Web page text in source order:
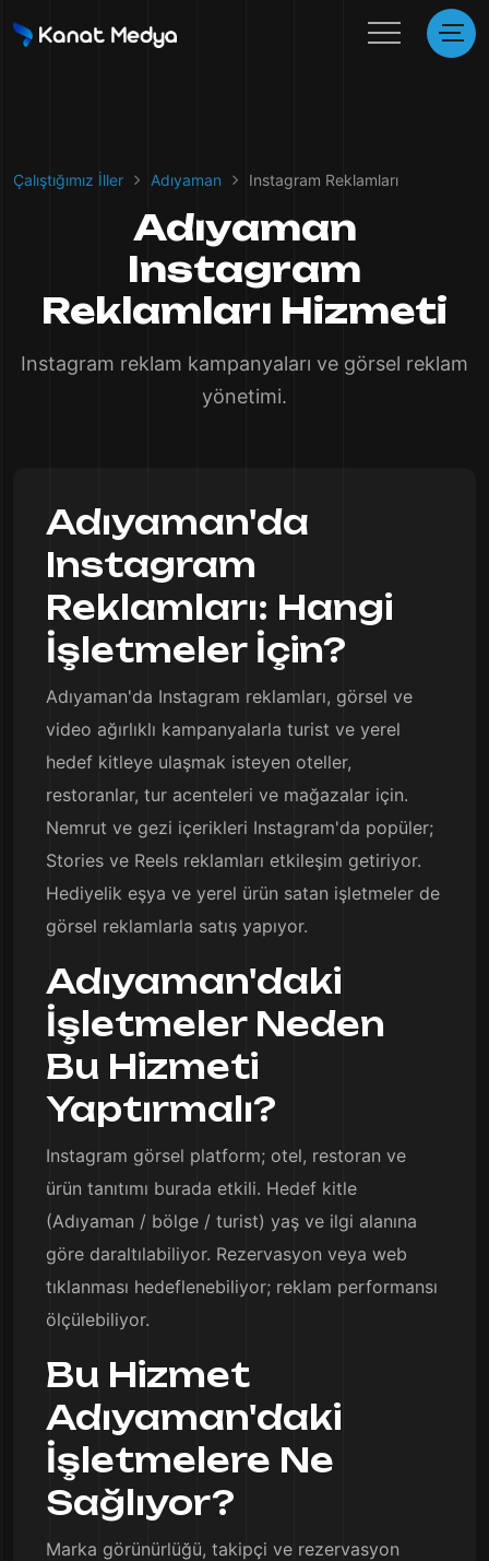
Çalıştığımız İller Adıyaman Instagram Reklamları
Adıyaman
Instagram
Reklamları Hizmeti
Instagram reklam kampanyaları ve görsel reklam
yönetimi.
Adıyaman'da
Instagram
Reklamları: Hangi
İşletmeler İçin?
Adıyaman'da Instagram reklamları, görsel ve
video ağırlıklı kampanyalarla turist ve yerel
hedef kitleye ulaşmak isteyen oteller,
restoranlar, tur acenteleri ve mağazalar için.
Nemrut ve gezi içerikleri Instagram'da popüler;
Stories ve Reels reklamları etkileşim getiriyor.
Hediyelik eşya ve yerel ürün satan işletmeler de
görsel reklamlarla satış yapıyor.
Adıyaman'daki
İşletmeler Neden
Bu Hizmeti
Yaptırmalı?
Instagram görsel platform; otel, restoran ve
ürün tanıtımı burada etkili. Hedef kitle
(Adıyaman / bölge / turist) yaş ve ilgi alanına
göre daraltılabiliyor. Rezervasyon veya web
tıklanması hedeflenebiliyor; reklam performansı
ölçülebiliyor.
Bu Hizmet
Adıyaman'daki
İşletmelere Ne
Sağlıyor?
Marka görünürlüğü, takipçi ve rezervasyon